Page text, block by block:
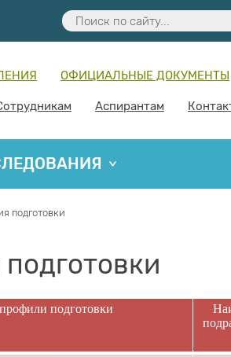
ОФИЦИАЛЬНЫЕ ДОКУМЕНТЫ
Аспирантам
подготовки
подготовки